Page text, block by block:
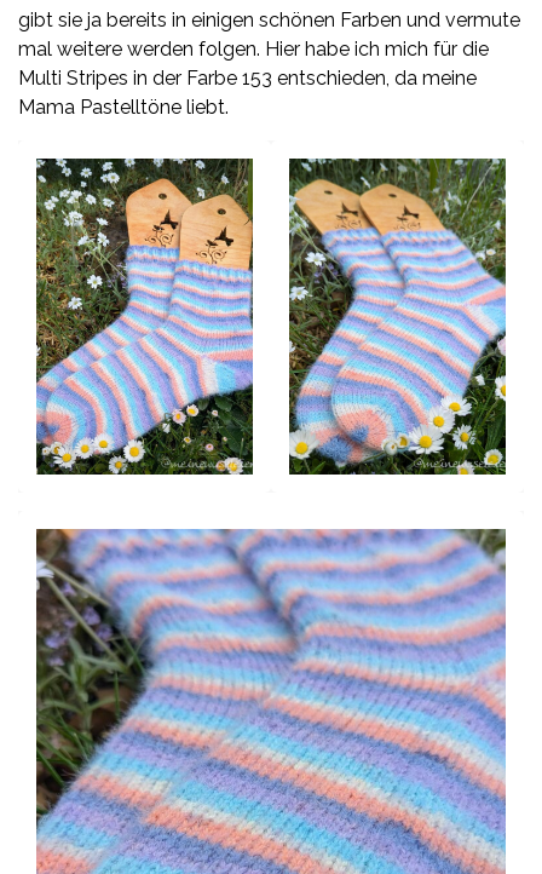
gibt sie ja bereits in einigen schönen Farben und vermute
mal weitere werden folgen. Hier habe ich mich für die
Multi Stripes in der Farbe 153 entschieden, da meine
Mama Pastelltöne liebt.